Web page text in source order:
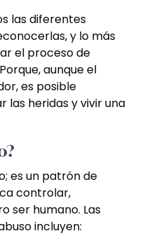
las diferentes
y lo más
el proceso de
aunque el
es posible
las heridas y vivir una
es un patrón de
controlar,
ser humano. Las
incluyen: